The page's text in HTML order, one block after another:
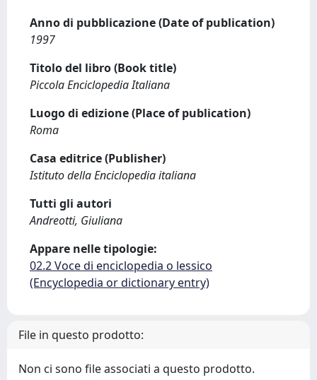
Anno di pubblicazione (Date of publication)
1997
Titolo del libro (Book title)
Piccola Enciclopedia Italiana
Luogo di edizione (Place of publication)
Roma
Casa editrice (Publisher)
Istituto della Enciclopedia italiana
Tutti gli autori
Andreotti, Giuliana
Appare nelle tipologie:
02.2 Voce di enciclopedia o lessico
(Encyclopedia or dictionary entry)
File in questo prodotto:
Non ci sono file associati a questo prodotto.